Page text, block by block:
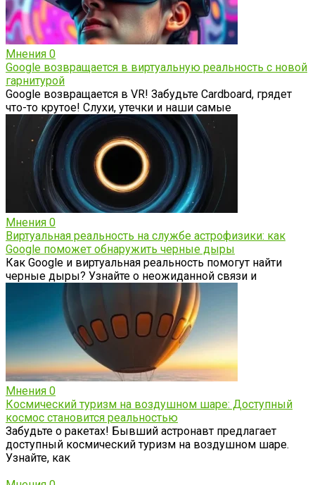
Мнения 0
Google возвращается в виртуальную реальность с новой
гарнитурой
Google возвращается в VR! Забудьте Cardboard, грядет
что-то крутое! Слухи, утечки и наши самые
Мнения 0
Виртуальная реальность на службе астрофизики: как
Google поможет обнаружить черные дыры
Как Google и виртуальная реальность помогут найти
черные дыры? Узнайте о неожиданной связи и
Мнения 0
Космический туризм на воздушном шаре: Доступный
космос становится реальностью
Забудьте о ракетах! Бывший астронавт предлагает
доступный космический туризм на воздушном шаре.
Узнайте, как